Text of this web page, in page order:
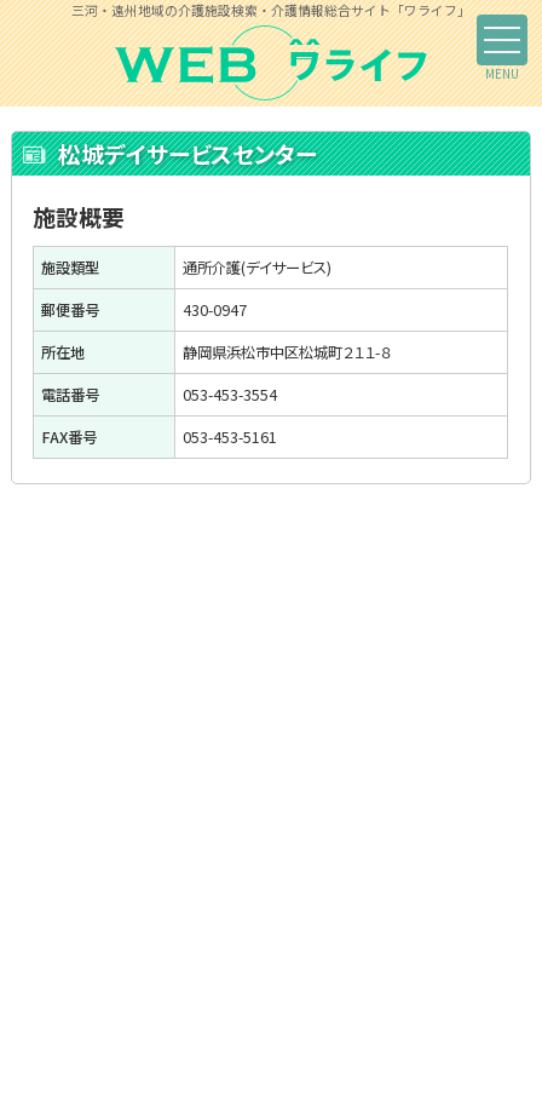
三河・遠州地域の介護施設検索・介護情報総合サイト「ワライフ」
松城デイサービスセンター
施設概要
施設類型
通所介護(デイサービス)
郵便番号
430-0947
所在地
静岡県浜松市中区松城町２１１-８
電話番号
053-453-3554
FAX番号
053-453-5161